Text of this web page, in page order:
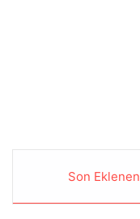
Son Eklenen